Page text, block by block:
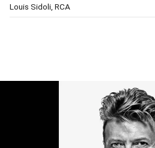
Louis Sidoli, RCA